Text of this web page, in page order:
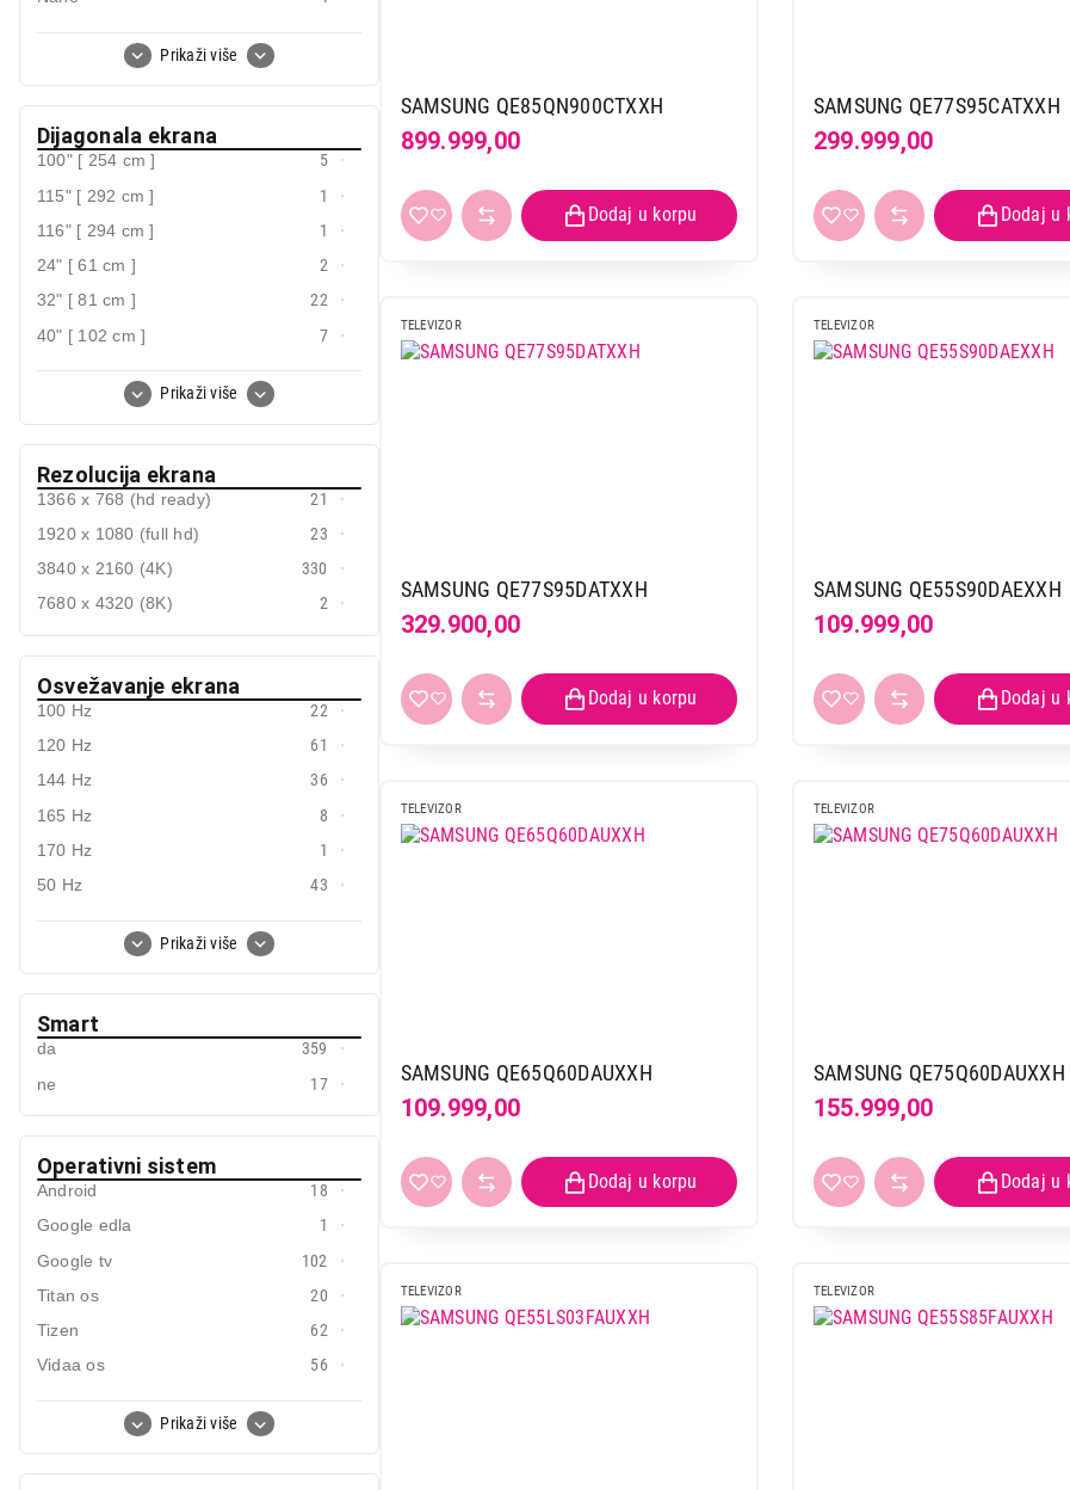
Prikaži više
Nanocell
10
OLED
49
QLED
QNED
37
Rgb LED
4
Rgb mini-led
2
ULED
4
Dijagonala ekrana
Prikaži više
100" [ 254 cm ]
5
115" [ 292 cm ]
1
116" [ 294 cm ]
1
24" [ 61 cm ]
2
32" [ 81 cm ]
22
40" [ 102 cm ]
7
42" [ 107 cm ]
3
43" [ 109 cm ]
48" [ 122 cm ]
3
50" [ 127 cm ]
55" [ 140 cm ]
83
58" [ 147 cm ]
2
65" [ 165 cm ]
86
70" [ 178 cm ]
1
77" [ 195 cm ]
83" [ 208 cm ]
4
85" [ 216 cm ]
13
86" [ 218 cm ]
1
88" [ 222 cm ]
1
98" [ 249 cm ]
5
Rezolucija ekrana
1366 x 768 (hd ready)
21
1920 x 1080 (full hd)
23
3840 x 2160 (4K)
330
7680 x 4320 (8K)
2
Osvežavanje ekrana
Prikaži više
100 Hz
22
120 Hz
61
144 Hz
36
165 Hz
8
170 Hz
1
50 Hz
43
60 Hz
195
Smart
da
359
ne
17
Operativni sistem
Prikaži više
Android
18
Google edla
1
Google tv
102
Titan os
20
Tizen
62
Vidaa os
56
WebOS
99
SAMSUNG QE85QN900CTXXH
899.999,00
SAMSUNG QE77S95CATXXH
299.999,00
TELEVIZOR
SAMSUNG QE77S95DATXXH
329.900,00
TELEVIZOR
SAMSUNG QE55S90DAEXXH
109.999,00
TELEVIZOR
SAMSUNG QE65Q60DAUXXH
109.999,00
TELEVIZOR
SAMSUNG QE75Q60DAUXXH
155.999,00
TELEVIZOR TELEVIZOR